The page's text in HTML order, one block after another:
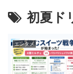
初夏ド
エンタメ